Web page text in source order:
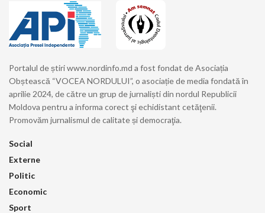
Portalul de știri www.nordinfo.md a fost fondat de Asociația
Obștească “VOCEA NORDULUI”, o asociație de media fondată în
aprilie 2024, de către un grup de jurnaliști din nordul Republicii
Moldova pentru a informa corect şi echidistant cetăţenii.
Promovăm jurnalismul de calitate și democraţia.
Social
Externe
Politic
Economic
Sport